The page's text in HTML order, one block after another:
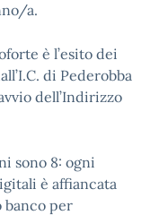
a.
è l’esito dei
di Pederobba
dell’Indirizzo
sono 8: ogni
è affiancata
banco per